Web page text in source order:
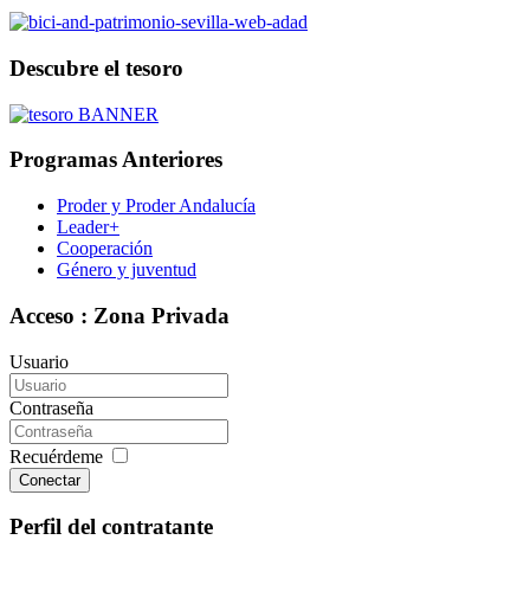
Descubre el tesoro
Programas Anteriores
Proder y Proder Andalucía
Leader+
Cooperación
Género y juventud
Acceso : Zona Privada
Usuario
Contraseña
Recuérdeme
Conectar
Perfil del contratante